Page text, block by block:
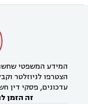
המידע המשפטי
הצטרפו לניוזלטר
עדכונים, פסקי דין
זה הזמן